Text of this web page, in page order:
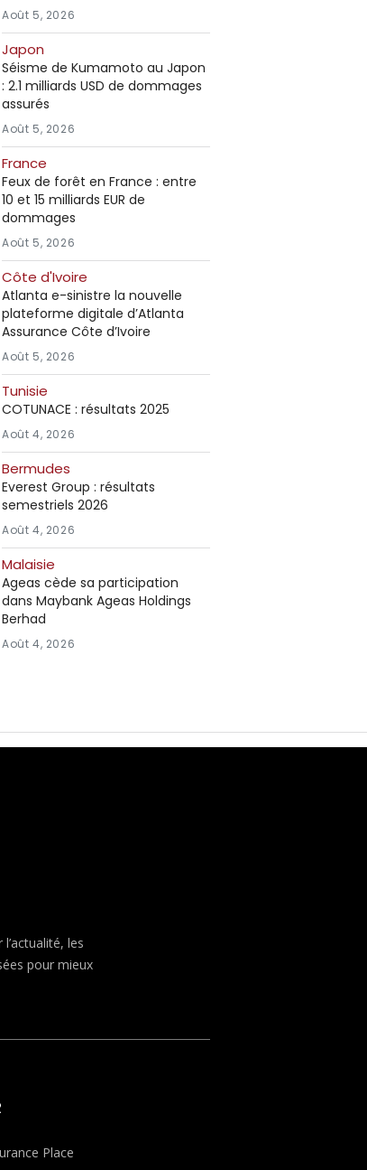
Août 5, 2026
Japon
Séisme de Kumamoto au Japon
: 2.1 milliards USD de dommages
assurés
Août 5, 2026
France
Feux de forêt en France : entre
10 et 15 milliards EUR de
dommages
Août 5, 2026
Côte d'Ivoire
Atlanta e-sinistre la nouvelle
plateforme digitale d’Atlanta
Assurance Côte d’Ivoire
Août 5, 2026
Tunisie
COTUNACE : résultats 2025
Août 4, 2026
Bermudes
Everest Group : résultats
semestriels 2026
Août 4, 2026
Malaisie
Ageas cède sa participation
dans Maybank Ageas Holdings
Berhad
Août 4, 2026
les
pour mieux
Place